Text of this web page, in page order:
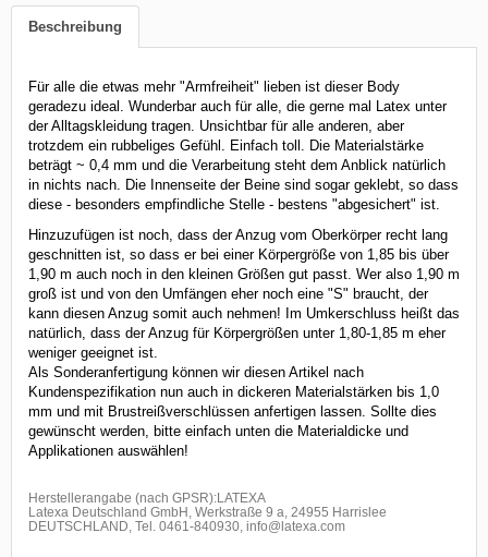
Beschreibung
Für alle die etwas mehr "Armfreiheit" lieben ist dieser Body
geradezu ideal. Wunderbar auch für alle, die gerne mal Latex unter
der Alltagskleidung tragen. Unsichtbar für alle anderen, aber
trotzdem ein rubbeliges Gefühl. Einfach toll. Die Materialstärke
beträgt ~ 0,4 mm und die Verarbeitung steht dem Anblick natürlich
in nichts nach. Die Innenseite der Beine sind sogar geklebt, so dass
diese - besonders empfindliche Stelle - bestens "abgesichert" ist.
Hinzuzufügen ist noch, dass der Anzug vom Oberkörper recht lang
geschnitten ist, so dass er bei einer Körpergröße von 1,85 bis über
1,90 m auch noch in den kleinen Größen gut passt. Wer also 1,90 m
groß ist und von den Umfängen eher noch eine "S" braucht, der
kann diesen Anzug somit auch nehmen! Im Umkerschluss heißt das
natürlich, dass der Anzug für Körpergrößen unter 1,80-1,85 m eher
weniger geeignet ist.
Als Sonderanfertigung können wir diesen Artikel nach
Kundenspezifikation nun auch in dickeren Materialstärken bis 1,0
mm und mit Brustreißverschlüssen anfertigen lassen. Sollte dies
gewünscht werden, bitte einfach unten die Materialdicke und
Applikationen auswählen!
Herstellerangabe (nach GPSR):LATEXA
Latexa Deutschland GmbH, Werkstraße 9 a, 24955 Harrislee
DEUTSCHLAND, Tel. 0461-840930, info@latexa.com